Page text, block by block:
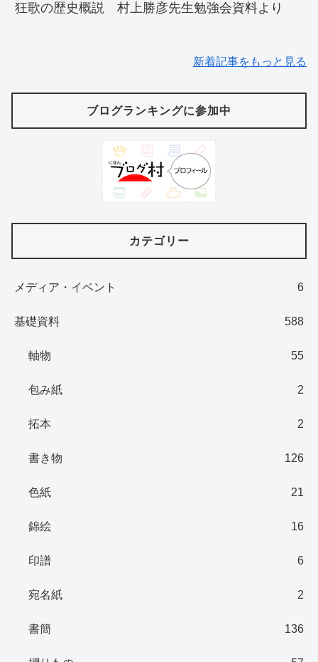
狂歌の歴史概説 村上勝彦先生勉強会資料より
新着記事をもっと見る
ブログランキングに参加中
カテゴリー
メディア・イベント 6
基礎資料 588
軸物 55
包み紙 2
拓本 2
書き物 126
色紙 21
錦絵 16
印譜 6
宛名紙 2
書簡 136